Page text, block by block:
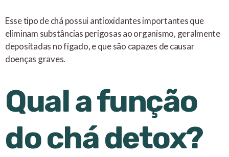
Esse tipo de chá possui antioxidantes importantes que
eliminam substâncias perigosas ao organismo, geralmente
depositadas no fígado, e que são capazes de causar
doenças graves.
Qual a função
do chá detox?